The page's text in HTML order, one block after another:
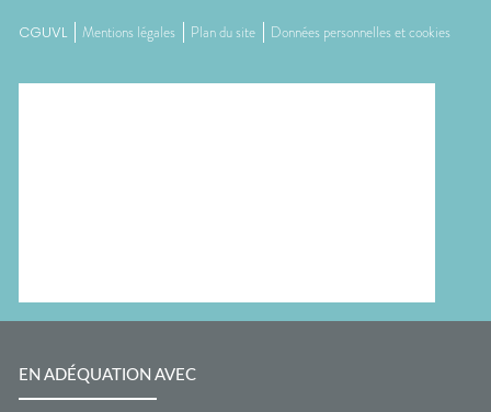
CGUVL Mentions légales Plan du site Données personnelles et cookies
EN ADÉQUATION AVEC